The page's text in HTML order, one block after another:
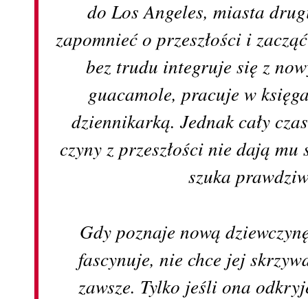
do Los Angeles, miasta
zapomnieć o przeszłości i
bez trudu integruje się z
guacamole, pracuje w
dziennikarką. Jednak cały
czyny z przeszłości nie dają
szuka
Gdy poznaje nową
fascynuje, nie chce jej
zawsze. Tylko jeśli ona